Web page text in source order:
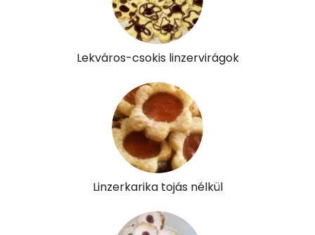
Lekváros-csokis linzervirágok
Linzerkarika tojás nélkül